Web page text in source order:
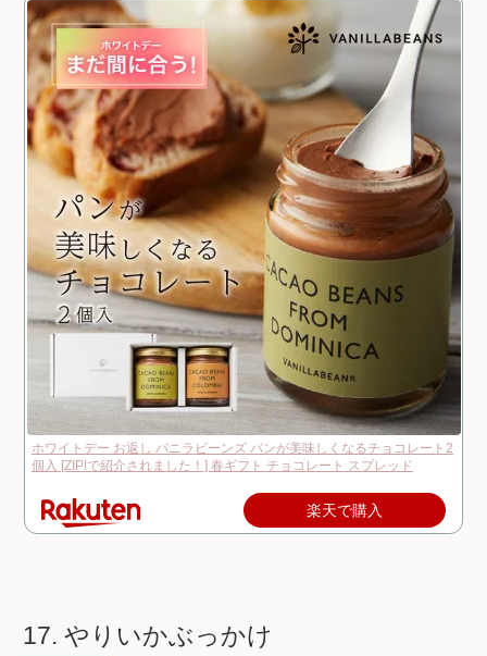
ホワイトデー お返し バニラビーンズ パンが美味しくなるチョコレート2
個入 [ZIP!で紹介されました！] 春ギフト チョコレート スプレッド
楽天で購入
やりいかぶっかけ